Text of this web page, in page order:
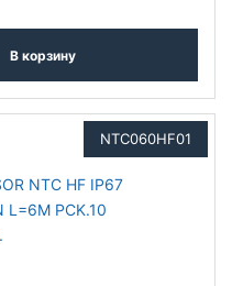
В корзину
NTC060HF01